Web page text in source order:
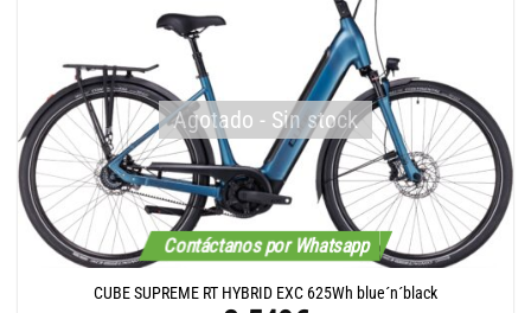
Contáctanos por Whatsapp
Agotado - Sin stock
CUBE SUPREME RT HYBRID EXC 625Wh blue´n´black